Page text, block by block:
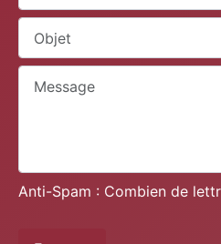
Anti-Spam : Combien de